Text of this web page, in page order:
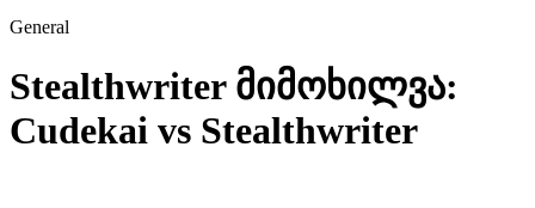
General
Stealthwriter მიმოხილვა:
Cudekai vs Stealthwriter